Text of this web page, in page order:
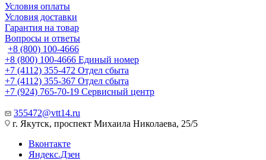
Условия оплаты
Условия доставки
Гарантия на товар
Вопросы и ответы
+8 (800) 100-4666
+8 (800) 100-4666 Единый номер
+7 (4112) 355-472 Отдел сбыта
+7 (4112) 355-367 Отдел сбыта
+7 (924) 765-70-19 Сервисный центр
355472@vtt14.ru
г. Якутск, проспект Михаила Николаева, 25/5
Вконтакте
Яндекс.Дзен